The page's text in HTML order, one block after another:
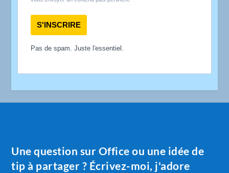
S'INSCRIRE
Pas de spam. Juste l'essentiel.
Une question sur Office ou une idée de
tip à partager ? Écrivez-moi, j'adore